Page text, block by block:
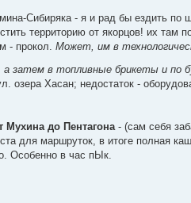
Сибиряка - я и рад бы ездить по
территорию от якорцов! их там
- прокол. Может, им в
затем в топливные брикеты и по
озера Хасан; недостаток -
до Пентагона- (сам себя
для маршруток, в итоге полная
Особенно в час пЫк.